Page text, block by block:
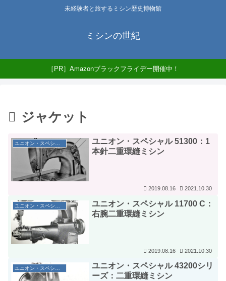
未経験者と旅するミシン歴史博物館
ミシンの世紀
［PR］Amazonブラックフライデー開催中！
ジャケット
ユニオン・スペシャル社
ユニオン・スペシャル 51300：1
本針二重環縫ミシン
2019.08.16 2021.10.30
ユニオン・スペシャル 11700 C：
右腕二重環縫ミシン
2019.08.16 2021.10.30
ユニオン・スペシャル 43200シリ
ーズ：二重環縫ミシン